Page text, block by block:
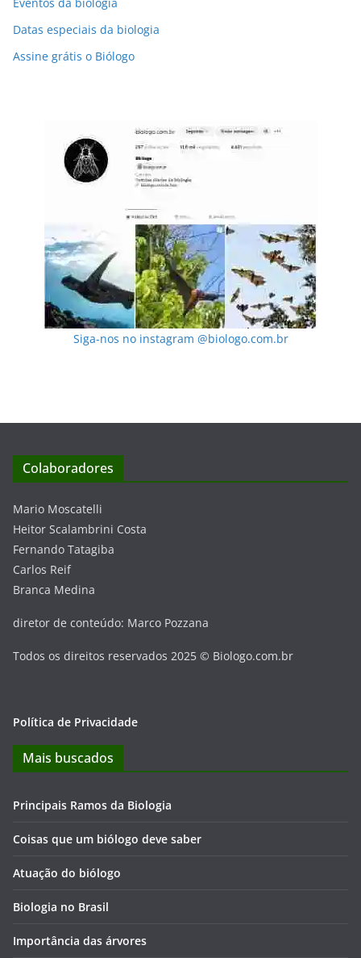
Eventos da biologia
Datas especiais da biologia
Assine grátis o Biólogo
Siga-nos no instagram @biologo.com.br
Colaboradores
Mario Moscatelli
Heitor Scalambrini Costa
Fernando Tatagiba
Carlos Reif
Branca Medina
diretor de conteúdo: Marco Pozzana
Todos os direitos reservados 2025 © Biologo.com.br
Política de Privacidade
Mais buscados
Principais Ramos da Biologia
Coisas que um biólogo deve saber
Atuação do biólogo
Biologia no Brasil
Importância das árvores